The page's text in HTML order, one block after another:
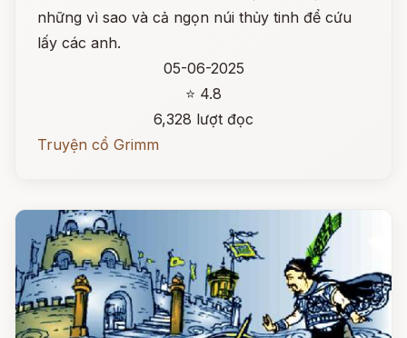
những vì sao và cả ngọn núi thủy tinh để cứu
lấy các anh.
05-06-2025
⭐ 4.8
6,328 lượt đọc
Truyện cổ Grimm